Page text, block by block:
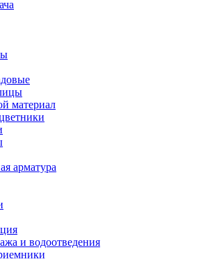
материал
арматура
и водоотведения